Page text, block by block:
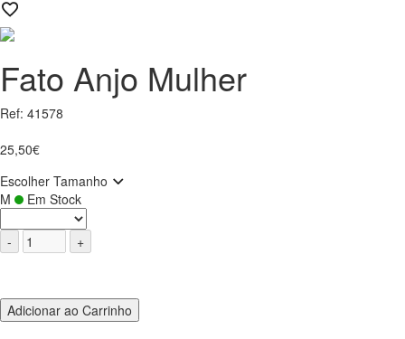
Fato Anjo Mulher
Ref: 41578
25,50€
Escolher Tamanho
M
Em Stock
Adicionar ao Carrinho